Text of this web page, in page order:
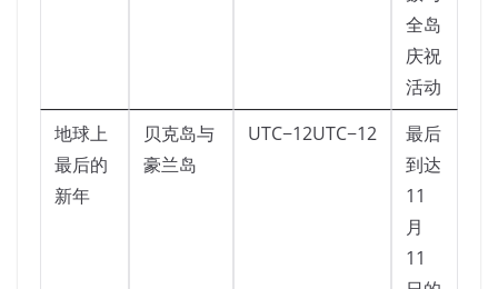
全岛
庆祝
活动
地球上
最后的
新年
贝克岛与
豪兰岛
UTC−12UTC−12
最后
到达
11
月
11